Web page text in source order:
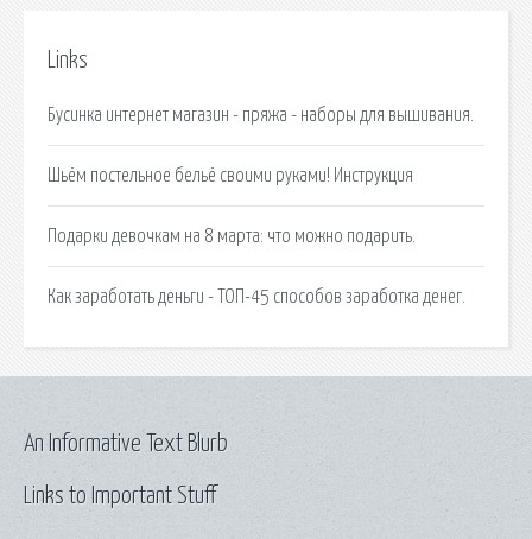
Links
Бусинка интернет магазин - пряжа - наборы для вышивания.
Шьём постельное бельё своими руками! Инструкция
Подарки девочкам на 8 марта: что можно подарить.
Как заработать деньги - ТОП-45 способов заработка денег.
Links to Important Stuff
An Informative Text Blurb